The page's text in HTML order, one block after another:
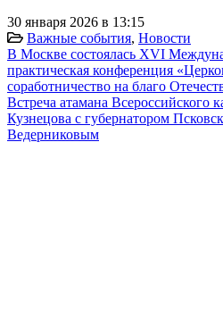
30 января 2026 в 13:15
Важные события, Новости
В Москве состоялась XVI
практическая конференция
соработничество на благо
Встреча атамана Всероссийского
Кузнецова с губернатором
Ведерниковым